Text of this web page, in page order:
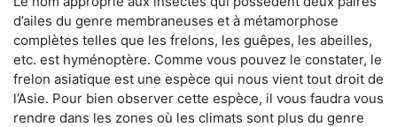
d’ailes du genre membraneuses et à métamorphose
complètes telles que les frelons, les guêpes, les abeilles,
etc. est hyménoptère. Comme vous pouvez le constater, le
frelon asiatique est une espèce qui nous vient tout droit de
l’Asie. Pour bien observer cette espèce, il vous faudra vous
rendre dans les zones où les climats sont plus du genre